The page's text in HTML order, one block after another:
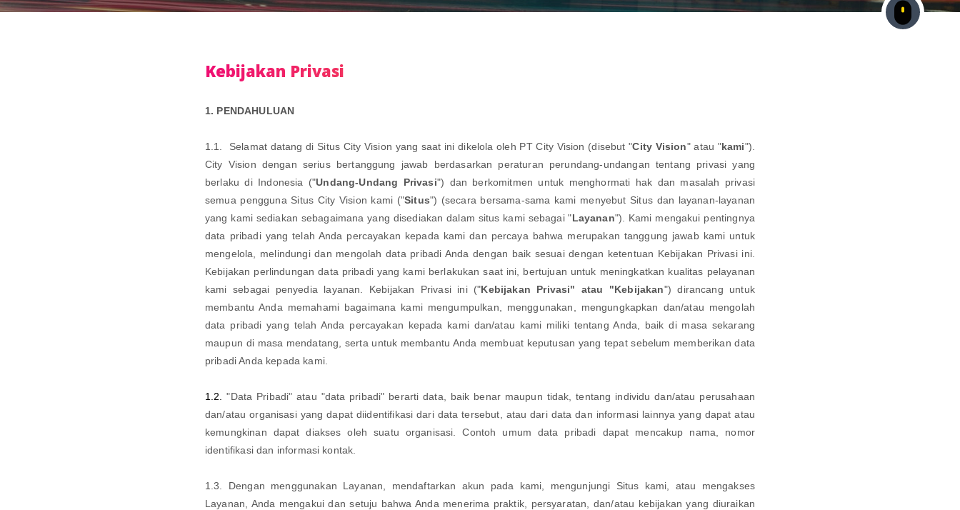
Kebijakan Privasi
1. PENDAHULUAN
1.1. Selamat datang di Situs City Vision yang saat ini dikelola oleh PT City Vision (disebut "City Vision" atau "kami").
City Vision dengan serius bertanggung jawab berdasarkan peraturan perundang-undangan tentang privasi yang
berlaku di Indonesia ("Undang-Undang Privasi") dan berkomitmen untuk menghormati hak dan masalah privasi
semua pengguna Situs City Vision kami ("Situs") (secara bersama-sama kami menyebut Situs dan layanan-layanan
yang kami sediakan sebagaimana yang disediakan dalam situs kami sebagai "Layanan"). Kami mengakui pentingnya
data pribadi yang telah Anda percayakan kepada kami dan percaya bahwa merupakan tanggung jawab kami untuk
mengelola, melindungi dan mengolah data pribadi Anda dengan baik sesuai dengan ketentuan Kebijakan Privasi ini.
Kebijakan perlindungan data pribadi yang kami berlakukan saat ini, bertujuan untuk meningkatkan kualitas pelayanan
kami sebagai penyedia layanan. Kebijakan Privasi ini ("Kebijakan Privasi" atau "Kebijakan") dirancang untuk
membantu Anda memahami bagaimana kami mengumpulkan, menggunakan, mengungkapkan dan/atau mengolah
data pribadi yang telah Anda percayakan kepada kami dan/atau kami miliki tentang Anda, baik di masa sekarang
maupun di masa mendatang, serta untuk membantu Anda membuat keputusan yang tepat sebelum memberikan data
pribadi Anda kepada kami.
1.2."Data Pribadi" atau "data pribadi" berarti data, baik benar maupun tidak, tentang individu dan/atau perusahaan
dan/atau organisasi yang dapat diidentifikasi dari data tersebut, atau dari data dan informasi lainnya yang dapat atau
kemungkinan dapat diakses oleh suatu organisasi. Contoh umum data pribadi dapat mencakup nama, nomor
identifikasi dan informasi kontak.
1.3. Dengan menggunakan Layanan, mendaftarkan akun pada kami, mengunjungi Situs kami, atau mengakses
Layanan, Anda mengakui dan setuju bahwa Anda menerima praktik, persyaratan, dan/atau kebijakan yang diuraikan